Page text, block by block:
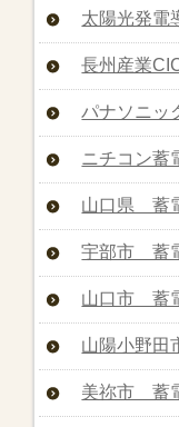
太陽光発
長州産業
パナソニッ
ニチコン蓄
山口県 蓄
宇部市 蓄
山口市 蓄
山陽小野
美祢市 蓄